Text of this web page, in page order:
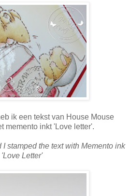
ik een tekst van House Mouse
memento inkt 'Love letter'.
I stamped the text with Memento ink
'Love Letter'